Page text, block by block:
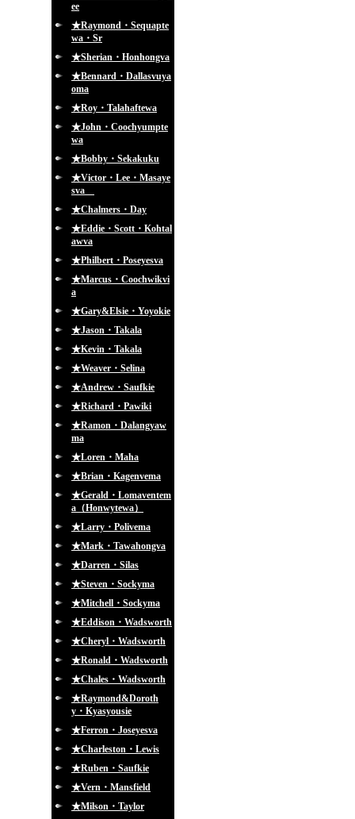
ee
★Raymond・Sequapte
wa・Sr
★Sherian・Honhongva
★Bennard・Dallasvuya
oma
★Roy・Talahaftewa
★John・Coochyumpte
wa
★Bobby・Sekakuku
★Victor・Lee・Masaye
sva
★Chalmers・Day
★Eddie・Scott・Kohtal
awva
★Philbert・Poseyesva
★Marcus・Coochwikvi
a
★Gary&Elsie・Yoyokie
★Jason・Takala
★Kevin・Takala
★Weaver・Selina
★Andrew・Saufkie
★Richard・Pawiki
★Ramon・Dalangyaw
ma
★Loren・Maha
★Brian・Kagenvema
★Gerald・Lomaventem
a（Honwytewa）
★Larry・Polivema
★Mark・Tawahongva
★Darren・Silas
★Steven・Sockyma
★Mitchell・Sockyma
★Eddison・Wadsworth
★Cheryl・Wadsworth
★Ronald・Wadsworth
★Chales・Wadsworth
★Raymond&Doroth
y・Kyasyousie
★Ferron・Joseyesva
★Charleston・Lewis
★Ruben・Saufkie
★Vern・Mansfield
★Milson・Taylor